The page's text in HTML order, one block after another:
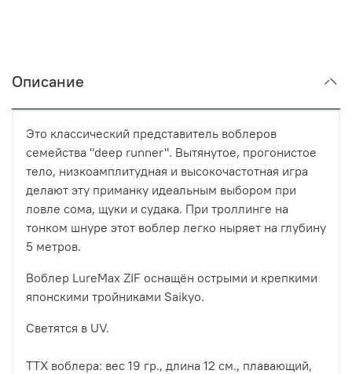
Описание
Это классический представитель воблеров
семейства "deep runner". Вытянутое, прогонистое
тело, низкоамплитудная и высокочастотная игра
делают эту приманку идеальным выбором при
ловле сома, щуки и судака. При троллинге на
тонком шнуре этот воблер легко ныряет на глубину
5 метров.
Воблер LureMax ZIF оснащён острыми и крепкими
японскими тройниками Saikyo.
Светятся в UV.
ТТХ воблера: вес 19 гр., длина 12 см., плавающий,